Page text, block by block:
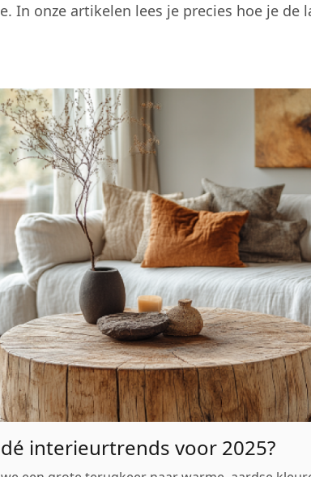
. In onze artikelen lees je precies hoe je
interieurtrends voor 2025?